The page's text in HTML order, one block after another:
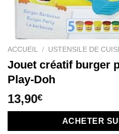
ACCUEIL / USTENSILE DE
Jouet créatif burger
Play-Doh
13,90€
ACHETER